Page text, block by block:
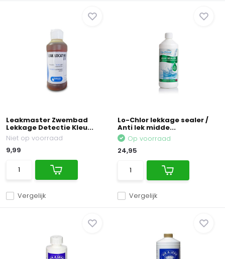
Leakmaster Zwembad
Lekkage Detectie Kleu...
Vergelijk
Niet op voorraad
9,99
Lo-Chlor lekkage sealer /
Anti lek midde...
Vergelijk
Op voorraad
24,95